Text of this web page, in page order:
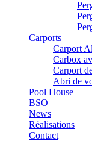
Carports
Carport
Carbox
Carport
Abri de
Pool House
BSO
News
Réalisations
Contact